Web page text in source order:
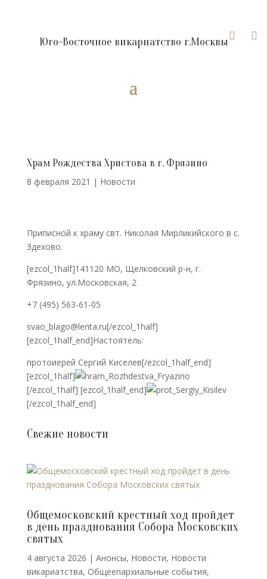
 
Юго-Восточное викариатство г.Москвы
Храм Рождества Христова в г. Фрязино
8 февраля 2021 | Новости
Приписной к храму свт. Николая Мирликийского в с.
Здехово.
[ezcol_1half]141120 МО, Щелковский р-н, г.
Фрязино, ул.Московская, 2
+7 (495) 563-61-05
svao_blago@lenta.ru[/ezcol_1half]
[ezcol_1half_end]Настоятель:
протоиерей Сергий Киселев[/ezcol_1half_end]
[ezcol_1half]
[/ezcol_1half] [ezcol_1half_end]
[/ezcol_1half_end]
Свежие новости
Общемосковский крестный ход пройдет
в день празднования Собора Московских
святых
4 августа 2026 | Анонсы, Новости, Новости
викариатства, Общеепархиальные события,